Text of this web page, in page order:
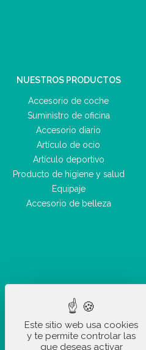
NUESTROS PRODUCTOS
Accesorio de coche
Suministro de oficina
Accesorio diario
Artículo de ocio
Artículo deportivo
Producto de higiene y salud
Equipaje
Accesorio de belleza
Este sitio web usa cookies
y te permite controlar las
que deseas activar